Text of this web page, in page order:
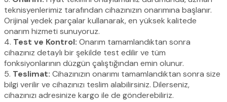
teknisyenlerimiz tarafından cihazınızın onarımına başlanır.
Orijinal yedek parçalar kullanarak, en yüksek kalitede
onarım hizmeti sunuyoruz.
4. Test ve Kontrol: Onarım tamamlandıktan sonra
cihazınız detaylı bir şekilde test edilir ve tüm
fonksiyonlarının düzgün çalıştığından emin olunur.
5. Teslimat: Cihazınızın onarımı tamamlandıktan sonra size
bilgi verilir ve cihazınızı teslim alabilirsiniz. Dilerseniz,
cihazınızı adresinize kargo ile de gönderebiliriz.